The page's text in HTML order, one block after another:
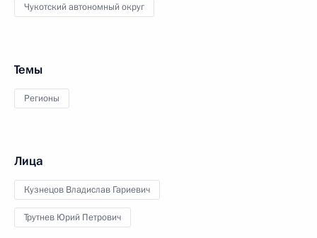
Чукотский автономный округ
Темы
Регионы
Лица
Кузнецов Владислав Гариевич
Трутнев Юрий Петрович